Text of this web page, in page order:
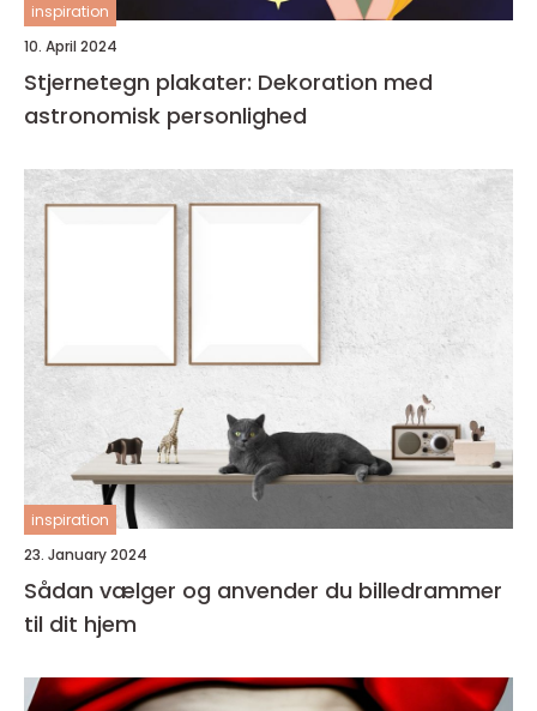
inspiration
10. April 2024
Stjernetegn plakater: Dekoration med
astronomisk personlighed
inspiration
23. January 2024
Sådan vælger og anvender du billedrammer
til dit hjem